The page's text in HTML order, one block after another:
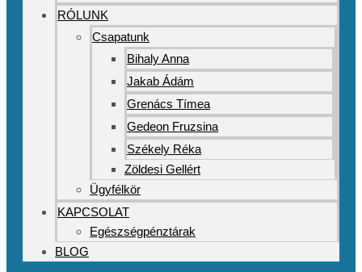
RÓLUNK
Csapatunk
Bihaly Anna
Jakab Ádám
Grenács Tímea
Gedeon Fruzsina
Székely Réka
Zöldesi Gellért
Ügyfélkör
KAPCSOLAT
Egészségpénztárak
BLOG